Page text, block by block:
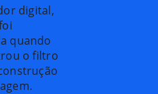
digital,
quando
o filtro